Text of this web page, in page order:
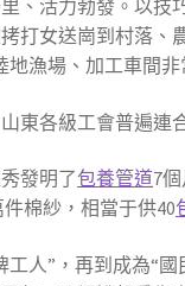
、活力勃發。以
打女送崗到村落
漁場、加工車間非
東各級工會普遍連
發明了包養管道7
棉紗，相當于供40
工人”，再到成為“